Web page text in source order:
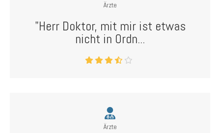
Ärzte
"Herr Doktor, mit mir ist etwas
nicht in Ordn...
Ärzte